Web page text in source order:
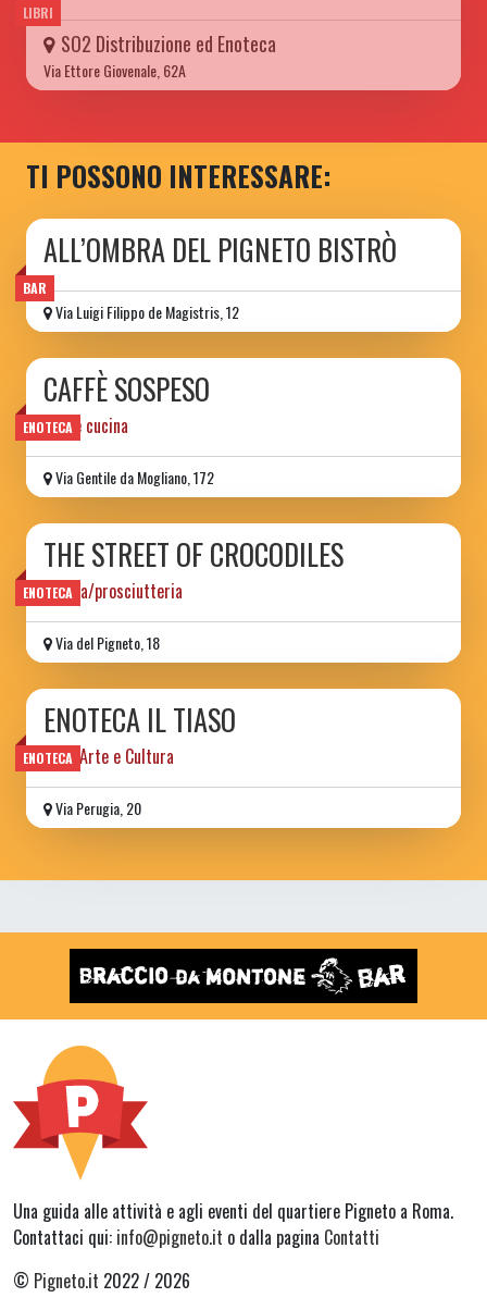
LIBRI
SO2 Distribuzione ed Enoteca
Via Ettore Giovenale, 62A
TI POSSONO INTERESSARE:
BAR
ALL’OMBRA DEL PIGNETO BISTRÒ
Via Luigi Filippo de Magistris, 12
ENOTECA
CAFFÈ SOSPESO
vino e cucina
Via Gentile da Mogliano, 172
ENOTECA
THE STREET OF CROCODILES
vineria/prosciutteria
Via del Pigneto, 18
ENOTECA
ENOTECA IL TIASO
Vino, Arte e Cultura
Via Perugia, 20
Una guida alle attività e agli eventi del quartiere Pigneto a Roma.
Contattaci qui: info@pigneto.it o dalla pagina Contatti
© Pigneto.it 2022 / 2026